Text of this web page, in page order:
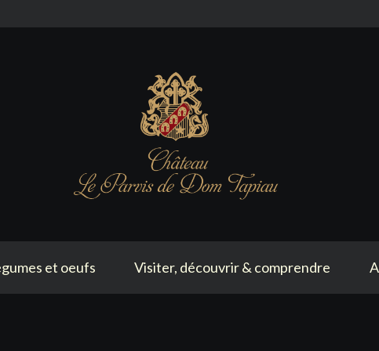
et oeufs Visiter, découvrir & comprendre